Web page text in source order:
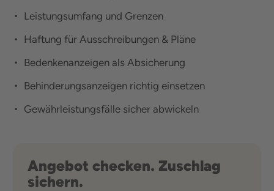
Leistungsumfang und Grenzen
Haftung für Ausschreibungen & Pläne
Bedenkenanzeigen als Absicherung
Behinderungsanzeigen richtig einsetzen
Gewährleistungsfälle sicher abwickeln
Angebot checken. Zuschlag
sichern.